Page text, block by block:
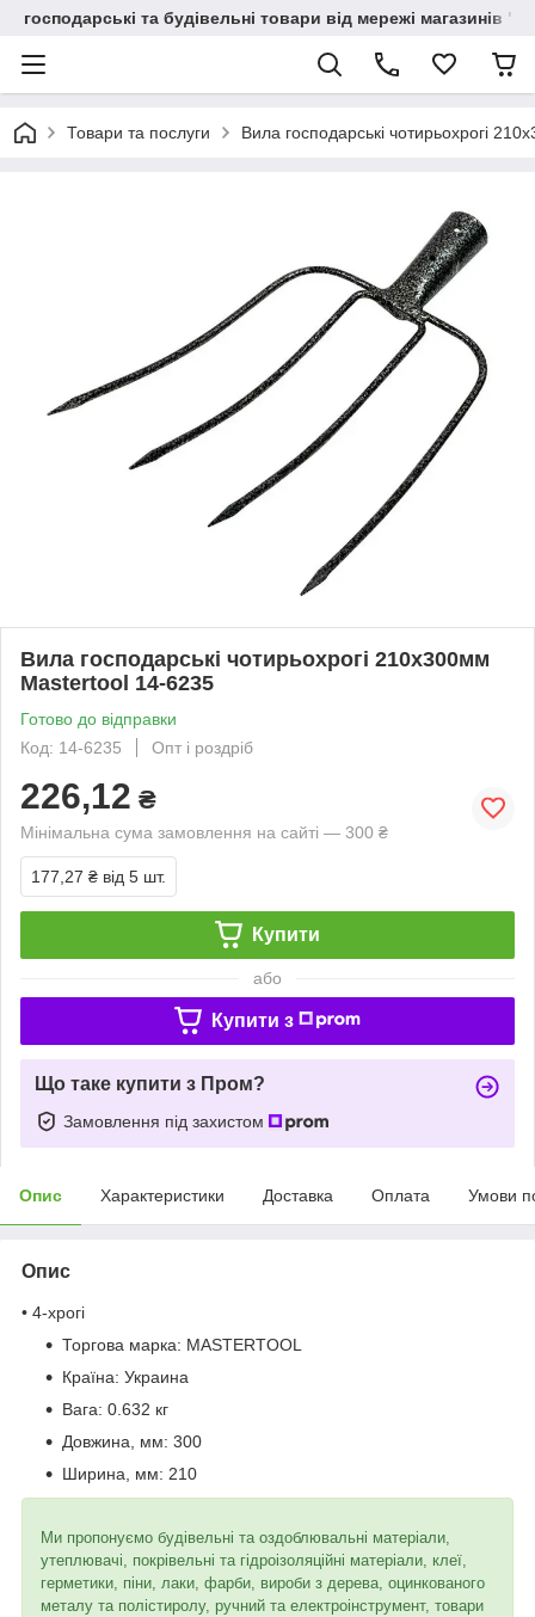
господарські та будівельні товари від мережі магазинів
Товари та послуги Вила господарські чотирьохрогі
Вила господарські чотирьохрогі 210х300мм
Mastertool 14-6235
Готово до відправки
Код: 14-6235
Опт і роздріб
226,12 ₴
Мінімальна сума замовлення на сайті — 300 ₴
177,27 ₴ від 5 шт.
Купити
або
Купити з
Що таке купити з Пром?
Замовлення під захистом
Опис Характеристики Доставка Оплата Умови
Опис
• 4-хрогі
Торгова марка: MASTERTOOL
Країна: Украина
Вага: 0.632 кг
Довжина, мм: 300
Ширина, мм: 210
Ми пропонуємо будівельні та оздоблювальні матеріали,
утеплювачі, покрівельні та гідроізоляційні матеріали, клеї,
герметики, піни, лаки, фарби, вироби з дерева, оцинкованого
металу та полістиролу, ручний та електроінструмент, товари